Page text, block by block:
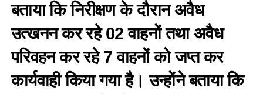
बताया कि निरीक्षण के दौरान अवैध
उत्खनन कर रहे 02 वाहनों तथा अवैध
परिवहन कर रहे 7 वाहनों को जप्त कर
कार्यवाही किया गया है। उन्होंने बताया कि